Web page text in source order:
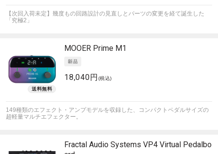
【次回入荷未定】幾度もの回路設計の見直しとパーツの変更を経て誕生した
「究極2」
MOOER Prime M1
18,040円 (税込)
149種類のエフェクト・アンプモデルを収録した、コンパクトペダルサイズの
超軽量マルチエフェクター。
Fractal Audio Systems VP4 Virtual Pedalbo